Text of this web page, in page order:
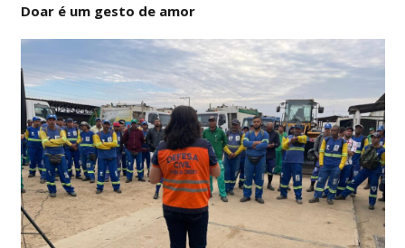
Doar é um gesto de amor